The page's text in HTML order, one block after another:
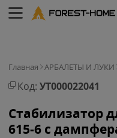
Главная АРБАЛЕТЫ И ЛУКИ
Код: УТ000022041
Стабилизатор
615-6 с